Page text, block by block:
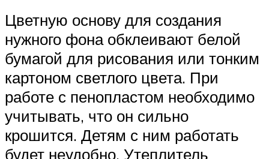
Цветную основу для создания
нужного фона обклеивают белой
бумагой для рисования или тонким
картоном светлого цвета. При
работе с пенопластом необходимо
учитывать, что он сильно
крошится. Детям с ним работать
будет неудобно. Утеплитель